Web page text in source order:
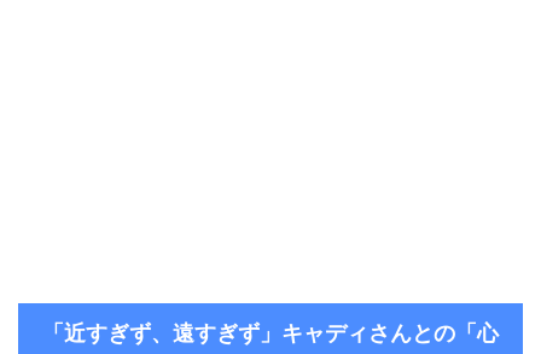
「近すぎず、遠すぎず」キャディさんとの「心